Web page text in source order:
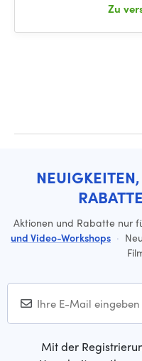
Zu
Aktionen und Rabatte nur
und Video-Workshops ·
Mit der